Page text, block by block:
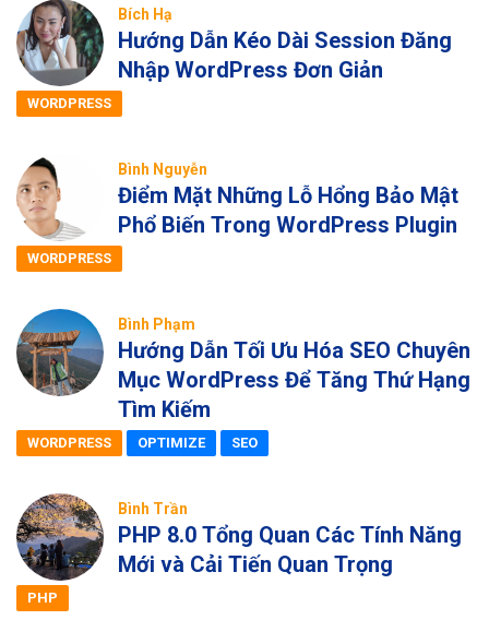
Bích Hạ
Hướng Dẫn Kéo Dài Session Đăng
Nhập WordPress Đơn Giản
WORDPRESS
Bình Nguyễn
Điểm Mặt Những Lỗ Hổng Bảo Mật
Phổ Biến Trong WordPress Plugin
WORDPRESS
Bình Phạm
Hướng Dẫn Tối Ưu Hóa SEO Chuyên
Mục WordPress Để Tăng Thứ Hạng
Tìm Kiếm
WORDPRESS OPTIMIZE SEO
Bình Trần
PHP 8.0 Tổng Quan Các Tính Năng
Mới và Cải Tiến Quan Trọng
PHP